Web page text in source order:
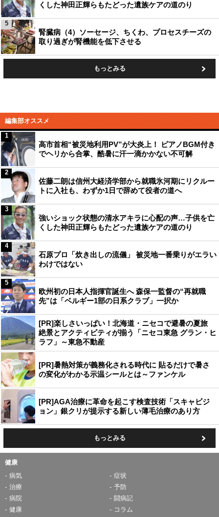
くした神田正輝らもたどった遺族ケアの道のり
腎臓病（4）ソーセージ、ちくわ、プロセスチーズの
取り過ぎが腎機能を低下させる
5
もっとみる
編集部オススメ
高市首相“被災地利用PV”が大炎上！ ピアノBGM付き
でヘリから合掌、酷暑に汗一滴かかない不可解
1
佐藤二朗は信州大経済学部から就職氷河期にリクルー
トに入社も、わずか1日で辞めて役者の道へ
2
強いショック状態の清水アキラに心配の声…子供を亡
くした神田正輝らもたどった遺族ケアの道のり
3
石原プロ「炊き出しの流儀」 被災地一番乗りがエラい
わけではない
4
欧州初の日本人指揮官誕生へ 森保一監督の“再就職
先”は「ベルギー1部の日系クラブ」一択か
5
[PR]楽しさいっぱい！北海道・ニセコで避暑の夏旅
絶景とアクティビティが揃う「ニセコ東急 グラン・ヒ
ラフ」～東急不動産
[PR]暑熱対策が義務化される時代に 貼るだけで暑さ
の変化がわかる示温シールとは～ファンケル
[PR]AGA治療に革命を起こす検査技術「スキャビジ
ョン」銀クリが提示する新しい薄毛治療のあり方
もっとみる
健康
病気
症状
治療
予防
病院
闘病記
健康
コラム